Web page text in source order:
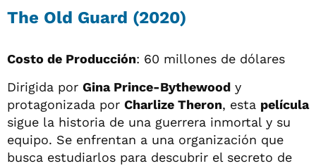
The Old Guard (2020)
Costo de Producción: 60 millones de dólares
Dirigida por Gina Prince-Bythewood y
protagonizada por Charlize Theron, esta película
sigue la historia de una guerrera inmortal y su
equipo. Se enfrentan a una organización que
busca estudiarlos para descubrir el secreto de